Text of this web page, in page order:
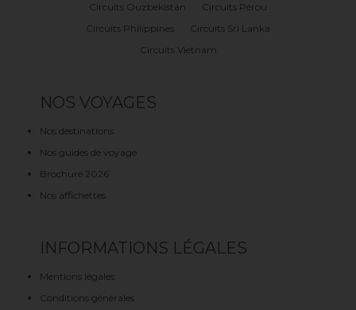
Circuits Ouzbekistan
Circuits Pérou
Circuits Philippines
Circuits Sri Lanka
Circuits Vietnam
NOS VOYAGES
Nos destinations
Nos guides de voyage
Brochure 2026
Nos affichettes
INFORMATIONS LÉGALES
Mentions légales
Conditions générales